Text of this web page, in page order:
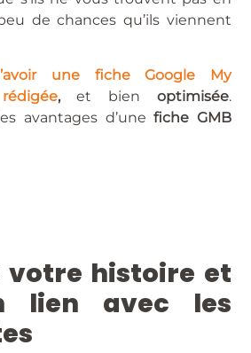
de chances qu’ils viennent
une fiche Google My
,et bien optimisée.
avantages d’une fiche GMB
votre histoire et
lien avec les